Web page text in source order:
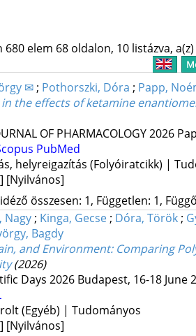
680 elem 68 oldalon, 10 listázva,
✉; Pothorszki, Dóra ; Papp,
the effects of ketamine
OF PHARMACOLOGY2026
PubMed
helyreigazítás (Folyóiratcikk) |
[Nyilvános]
összesen: 1, Független: 1,
Nagy; Kinga, Gecse; Dóra, Török;
Bagdy
and Environment: Comparing
(2026)
Days 2026 Budapest, 16-18 June
(Egyéb) | Tudományos
[Nyilvános]